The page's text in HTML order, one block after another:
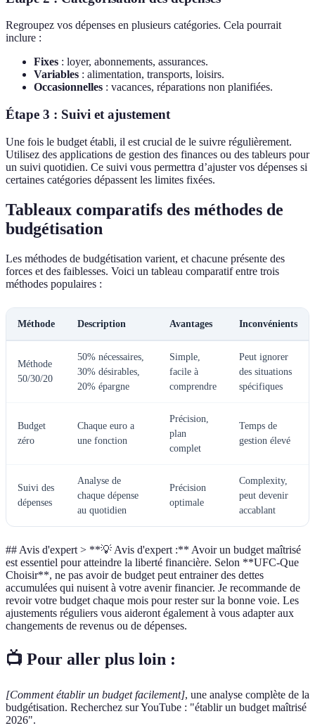
Regroupez vos dépenses en plusieurs catégories. Cela pourrait
inclure :
Fixes : loyer, abonnements, assurances.
Variables : alimentation, transports, loisirs.
Occasionnelles : vacances, réparations non planifiées.
Étape 3 : Suivi et ajustement
Une fois le budget établi, il est crucial de le suivre régulièrement.
Utilisez des applications de gestion des finances ou des tableurs pour
un suivi quotidien. Ce suivi vous permettra d’ajuster vos dépenses si
certaines catégories dépassent les limites fixées.
Tableaux comparatifs des méthodes de
budgétisation
Les méthodes de budgétisation varient, et chacune présente des
forces et des faiblesses. Voici un tableau comparatif entre trois
méthodes populaires :
Méthode Description Avantages Inconvénients
Méthode
50/30/20
50% nécessaires,
30% désirables,
20% épargne
Simple,
facile à
comprendre
Peut ignorer
des situations
spécifiques
Budget
zéro
Chaque euro a
une fonction
Précision,
plan
complet
Temps de
gestion élevé
Suivi des
dépenses
Analyse de
chaque dépense
au quotidien
Précision
optimale
Complexity,
peut devenir
accablant
## Avis d'expert > **💡 Avis d'expert :** Avoir un budget maîtrisé
est essentiel pour atteindre la liberté financière. Selon **UFC-Que
Choisir**, ne pas avoir de budget peut entrainer des dettes
accumulées qui nuisent à votre avenir financier. Je recommande de
revoir votre budget chaque mois pour rester sur la bonne voie. Les
ajustements réguliers vous aideront également à vous adapter aux
changements de revenus ou de dépenses.
📺 Pour aller plus loin :
[Comment établir un budget facilement], une analyse complète de la
budgétisation. Recherchez sur YouTube : "établir un budget maîtrisé
2026".